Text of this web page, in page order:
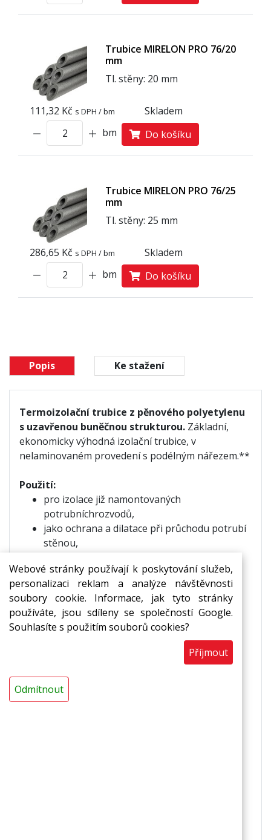
Webové stránky používají k poskytování služeb,
personalizaci reklam a analýze návštěvnosti
soubory cookie. Informace, jak tyto stránky
používáte, jsou sdíleny se společností Google.
Souhlasíte s použitím souborů cookies?
Příjmout
Odmítnout
Trubice MIRELON PRO 76/20
mm
Tl. stěny: 20 mm
111,32 Kč s DPH / bm
Skladem
bm
Do košíku
Trubice MIRELON PRO 76/25
mm
Tl. stěny: 25 mm
286,65 Kč s DPH / bm
Skladem
bm
Do košíku
Popis Ke stažení
Termoizolační trubice z pěnového polyetylenu
s uzavřenou buněčnou strukturou. Základní,
ekonomicky výhodná izolační trubice, v
nelaminovaném provedení s podélným nářezem.**
Použití:
pro izolace již namontovaných
potrubníchrozvodů,
jako ochrana a dilatace při průchodu potrubí
stěnou,
izolace vedení ústředního vytápění,
izolace sanitárních rozvodů
Vlastnosti
ohebnost a snadná zpracovatelnost,
chemická odolnost,